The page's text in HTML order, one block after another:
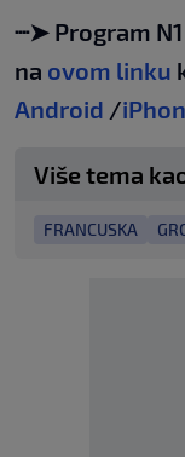
┈➤ Program
na ovom linku
Android /
Više tema
FRANCUSKA